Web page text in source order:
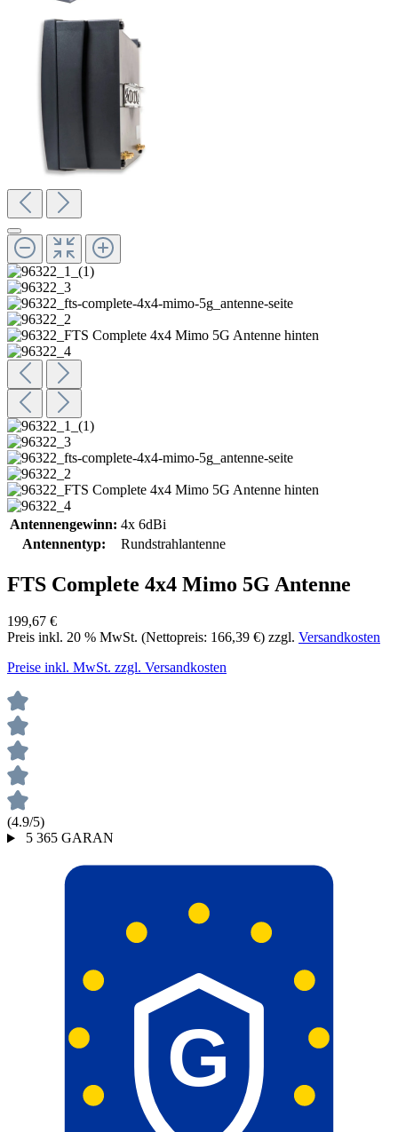
Antennengewinn: 4x 6dBi
Antennentyp:
Rundstrahlantenne
FTS Complete 4x4 Mimo 5G Antenne
199,67 €
Preis inkl. 20 % MwSt. (Nettopreis: 166,39 €) zzgl. Versandkosten
Preise inkl. MwSt. zzgl. Versandkosten
(4.9/5)
5 365 GARAN
G